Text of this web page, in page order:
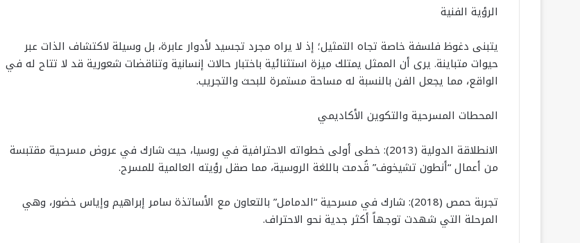
الرؤية الفنية
يتبنى دغوظ فلسفة خاصة تجاه التمثيل؛ إذ لا يراه مجرد تجسيد لأدوار عابرة، بل وسيلة لاكتشاف الذات عبر
حيوات متباينة. يرى أن الممثل يمتلك ميزة استثنائية باختبار حالات إنسانية وتناقضات شعورية قد لا تتاح له في
الواقع، مما يجعل الفن بالنسبة له مساحة مستمرة للبحث والتجريب.
المحطات المسرحية والتكوين الأكاديمي
الانطلاقة الدولية (2013): خطى أولى خطواته الاحترافية في روسيا، حيث شارك في عروض مسرحية مقتبسة
من أعمال “أنطون تشيخوف” قُدمت باللغة الروسية، مما صقل رؤيته العالمية للمسرح.
تجربة حمص (2018): شارك في مسرحية “الدمامل” بالتعاون مع الأساتذة سامر إبراهيم وإياس خضور، وهي
المرحلة التي شهدت توجهاً أكثر جدية نحو الاحتراف.